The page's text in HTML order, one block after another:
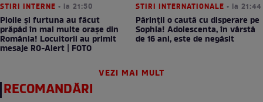
STIRI INTERNE • la 21:50
Ploile și furtuna au făcut
prăpăd în mai multe orașe din
România! Locuitorii au primit
mesaje RO-Alert | FOTO
STIRI INTERNATIONALE • la 21:44
Părinții o caută cu disperare pe
Sophia! Adolescenta, în vârstă
de 16 ani, este de negăsit
VEZI MAI MULT
RECOMANDĂRI